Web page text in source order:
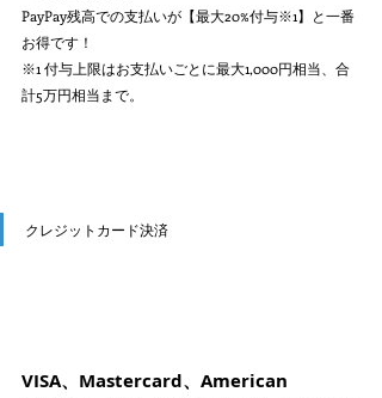
PayPay残高での支払いが【最大20%付与※1】と一番
お得です！
※1 付与上限はお支払いごとに最大1,000円相当、合
計5万円相当まで。
クレジットカード決済
VISA、Mastercard、American